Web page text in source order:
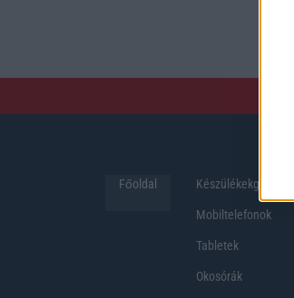
Főoldal Készülékekguru
Mobiltelefonok
Tabletek
Okosórák